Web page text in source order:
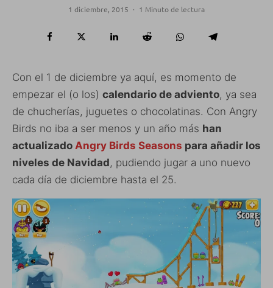
1 diciembre, 2015 · 1 Minuto de lectura
Con el 1 de diciembre ya aquí, es momento de
empezar el (o los) calendario de adviento, ya sea
de chucherías, juguetes o chocolatinas. Con Angry
Birds no iba a ser menos y un año más han
actualizado Angry Birds Seasons para añadir los
niveles de Navidad, pudiendo jugar a uno nuevo
cada día de diciembre hasta el 25.